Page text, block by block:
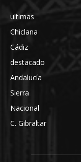
ultimas
Chiclana
Cádiz
destacado
Andalucía
Sierra
Nacional
C. Gibraltar